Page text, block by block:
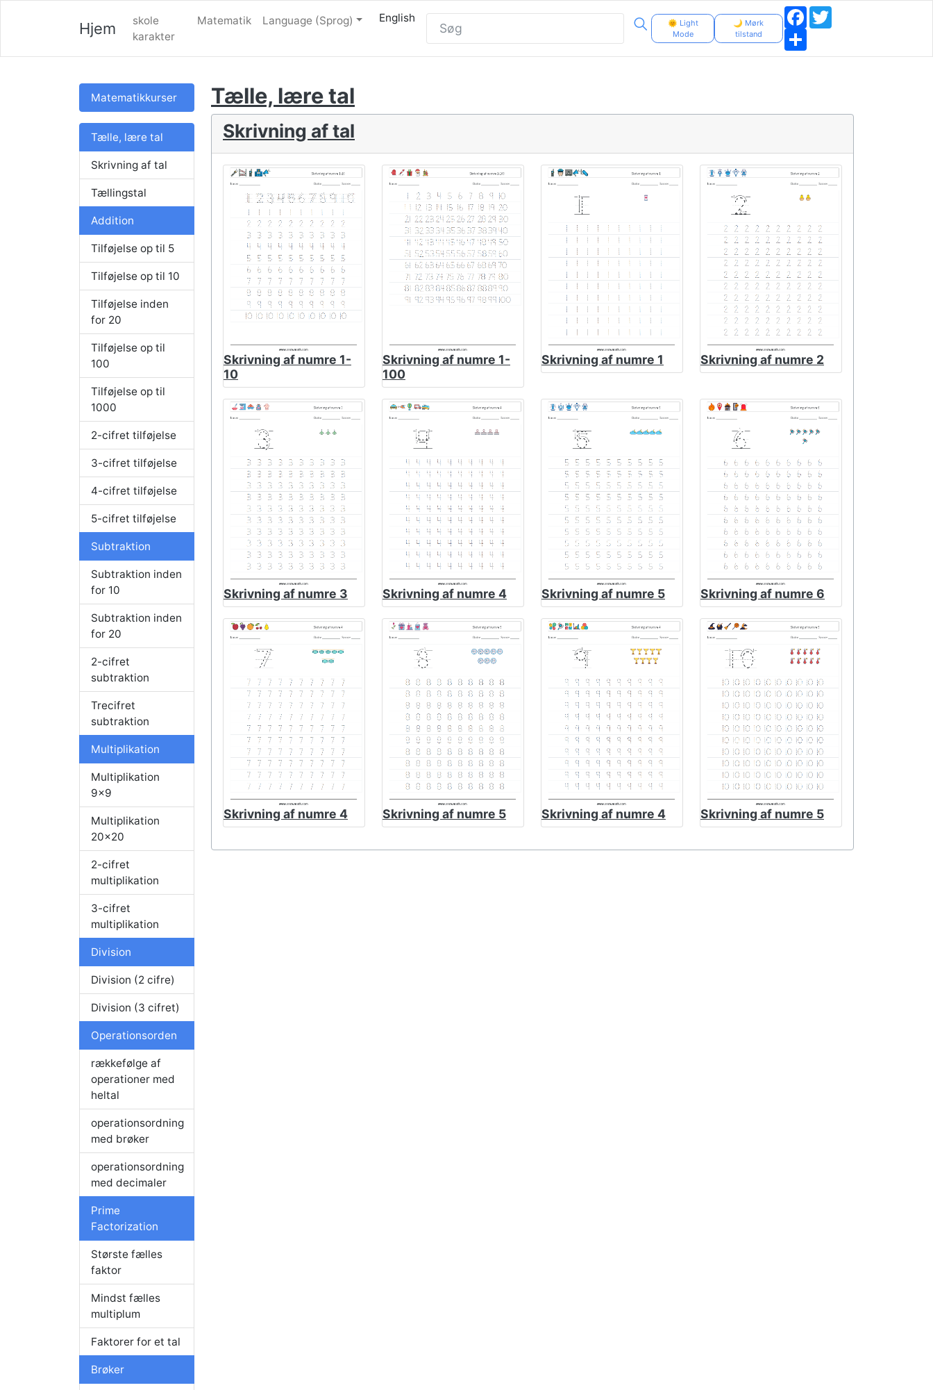
Hjem
skole
karakter
Matematik Language (Sprog) English
🌞 Light
Mode
🌙 Mørk
tilstand
Facebook
Matematikkurser
Tælle, lære tal
Skrivning af tal
Tællingstal
Addition
Tilføjelse op til 5
Tilføjelse op til 10
Tilføjelse inden
for 20
Tilføjelse op til
100
Tilføjelse op til
1000
2-cifret tilføjelse
3-cifret tilføjelse
4-cifret tilføjelse
5-cifret tilføjelse
Subtraktion
Subtraktion inden
for 10
Subtraktion inden
for 20
2-cifret
subtraktion
Trecifret
subtraktion
Multiplikation
Multiplikation
9x9
Multiplikation
20x20
2-cifret
multiplikation
3-cifret
multiplikation
Division
Division (2 cifre)
Division (3 cifret)
Operationsorden
rækkefølge af
operationer med
heltal
operationsordning
med brøker
operationsordning
med decimaler
Prime
Factorization
Største fælles
faktor
Mindst fælles
multiplum
Faktorer for et tal
Brøker
Tælle, lære tal
Skrivning af tal
Skrivning af numre 1-
10
Skrivning af numre 1-
100
Skrivning af numre 1 Skrivning af numre 2
Skrivning af numre 3 Skrivning af numre 4 Skrivning af numre 5 Skrivning af numre 6
Skrivning af numre 4 Skrivning af numre 5 Skrivning af numre 4 Skrivning af numre 5